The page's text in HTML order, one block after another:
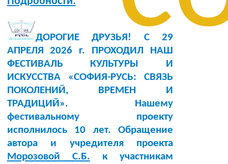
ДОРОГИЕ ДРУЗЬЯ! С 29
АПРЕЛЯ 2026 г. ПРОХОДИЛ НАШ
ФЕСТИВАЛЬ КУЛЬТУРЫ И
ИСКУССТВА «СОФИЯ-РУСЬ: СВЯЗЬ
ПОКОЛЕНИЙ, ВРЕМЕН И
ТРАДИЦИЙ». Нашему
фестивальному проекту
исполнилось 10 лет. Обращение
автора и учредителя проекта
Морозовой С.Б. к участникам